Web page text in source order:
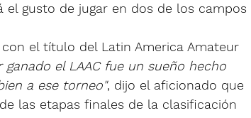
el gusto de jugar en dos de los campos
el título del Latin America Amateur
ganado el LAAC fue un sueño hecho
a ese torneo", dijo el aficionado que
las etapas finales de la clasificación